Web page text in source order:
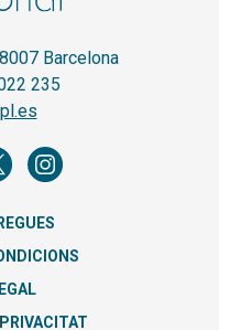
Barcelona
235